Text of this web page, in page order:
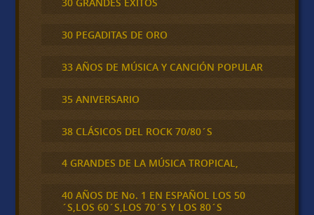
30 GRANDES ÉXITOS
30 PEGADITAS DE ORO
33 AÑOS DE MÚSICA Y CANCIÓN POPULAR
35 ANIVERSARIO
38 CLÁSICOS DEL ROCK 70/80´S
4 GRANDES DE LA MÚSICA TROPICAL,
40 AÑOS DE No. 1 EN ESPAÑOL LOS 50
´S,LOS 60´S,LOS 70´S Y LOS 80´S